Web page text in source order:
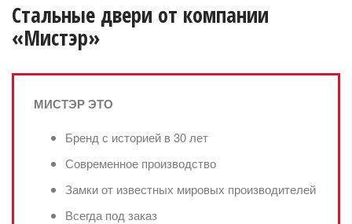
Стальные двери от компании
«Мистэр»
МИСТЭР ЭТО
Бренд с историей в 30 лет
Современное производство
Замки от известных мировых производителей
Всегда под заказ